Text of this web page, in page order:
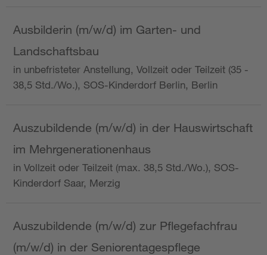
Ausbilderin (m/w/d) im Garten- und
Landschaftsbau
in unbefristeter Anstellung, Vollzeit oder Teilzeit (35 -
38,5 Std./Wo.), SOS-Kinderdorf Berlin, Berlin
Auszubildende (m/w/d) in der Hauswirtschaft
im Mehrgenerationenhaus
in Vollzeit oder Teilzeit (max. 38,5 Std./Wo.), SOS-
Kinderdorf Saar, Merzig
Auszubildende (m/w/d) zur Pflegefachfrau
(m/w/d) in der Seniorentagespflege